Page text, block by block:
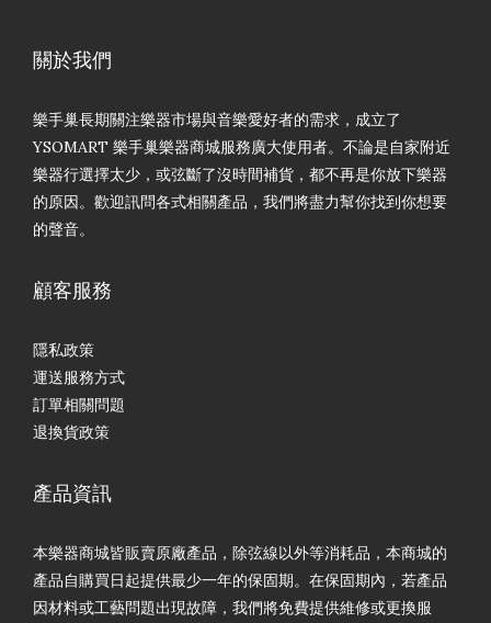
關於我們
樂手巢長期關注樂器市場與音樂愛好者的需求，成立了
YSOMART 樂手巢樂器商城服務廣大使用者。不論是自家附近
樂器行選擇太少，或弦斷了沒時間補貨，都不再是你放下樂器
的原因。歡迎訊問各式相關產品，我們將盡力幫你找到你想要
的聲音。
顧客服務
隱私政策
運送服務方式
訂單相關問題
退換貨政策
產品資訊
本樂器商城皆販賣原廠產品，除弦線以外等消耗品，本商城的
產品自購買日起提供最少一年的保固期。在保固期內，若產品
因材料或工藝問題出現故障，我們將免費提供維修或更換服